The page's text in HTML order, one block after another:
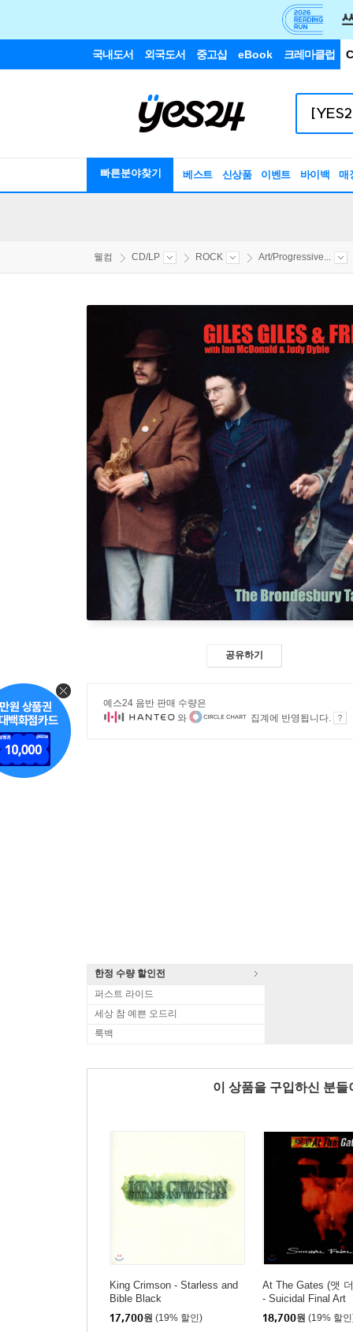
국내도서 외국도서 중고샵 eBook 크레마클럽
빠른분야찾기 베스트 신상품 이벤트 바이백 매
웰컴 CD/LP ROCK Art/Progressive...
공유하기
예스24 음반 판매 수량은
와
집계에 반영됩니다.
한정 수량 할인전
퍼스트 라이드
세상 참 예쁜 오드리
룩백
이 상품을 구입하신 분
King Crimson - Starless and
Bible Black
17,700원 (19% 할인)
At The Gates (앳
- Suicidal Final Art
18,700원 (19% 할